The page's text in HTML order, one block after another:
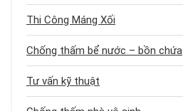
Thi Công Máng Xối
Chống thấm bể nước – bồn chứa
Tư vấn kỹ thuật